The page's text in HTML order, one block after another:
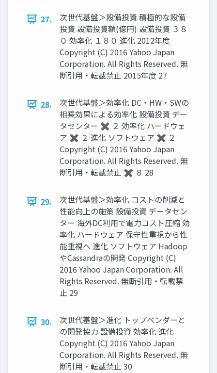
27.
次世代基盤＞設備投資 積極的な設備
投資 設備投資額(億円) 設備投資 ３８
０ 効率化 １８０ 進化 2012年度
Copyright (C) 2016 Yahoo Japan
Corporation. All Rights Reserved. 無
断引用・転載禁止 2015年度 27
28.
次世代基盤＞効率化 DC・HW・SWの
相乗効果による効率化 設備投資 デー
タセンター ✖️ ２ 効率化 ハードウェ
ア ✖️ ２ 進化 ソフトウェア ✖️ ２
Copyright (C) 2016 Yahoo Japan
Corporation. All Rights Reserved. 無
断引用・転載禁止 ✖️ ８ 28
29.
次世代基盤＞効率化 コストの削減と
性能向上の施策 設備投資 データセン
ター 海外DC利用で電力コスト圧縮 効
率化 ハードウェア 保守性重視から性
能重視へ 進化 ソフトウェア Hadoop
やCassandraの開発 Copyright (C)
2016 Yahoo Japan Corporation. All
Rights Reserved. 無断引用・転載禁
止 29
30.
次世代基盤＞進化 トップベンダーと
の開発協力 設備投資 効率化 進化
Copyright (C) 2016 Yahoo Japan
Corporation. All Rights Reserved. 無
断引用・転載禁止 30